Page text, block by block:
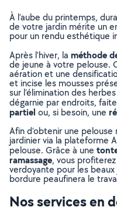
À l’aube du printemps,
de votre jardin mérite un
pour un rendu esthétique
Après l’hiver, la méthode
de jeune à votre pelouse.
aération et une
et incise les mousses
sur l’élimination des
dégarnie par endroits,
partiel ou, si besoin, une
Afin d’obtenir une
jardinier via la plateforme
pelouse. Grâce à une
ramassage, vous
verdoyante pour les beaux
bordure peaufinera le
Nos services en